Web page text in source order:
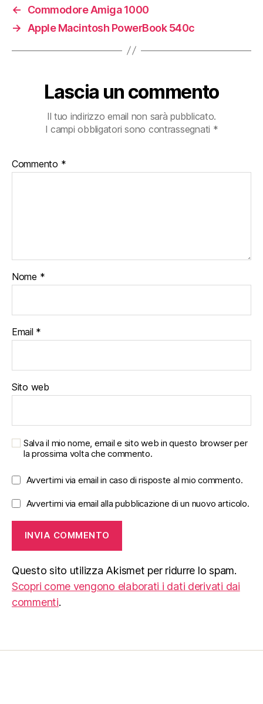
←
Commodore Amiga 1000
→
Apple Macintosh PowerBook 540c
Lascia un commento
Il tuo indirizzo email non sarà pubblicato.
I campi obbligatori sono contrassegnati *
Commento *
Nome *
Email *
Sito web
Salva il mio nome, email e sito web in questo browser per
la prossima volta che commento.
Avvertimi via email in caso di risposte al mio commento.
Avvertimi via email alla pubblicazione di un nuovo articolo.
Questo sito utilizza Akismet per ridurre lo spam.
Scopri come vengono elaborati i dati derivati dai
commenti.